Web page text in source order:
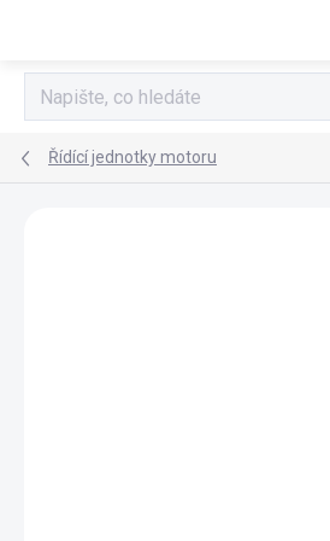
Řídící jednotky motoru